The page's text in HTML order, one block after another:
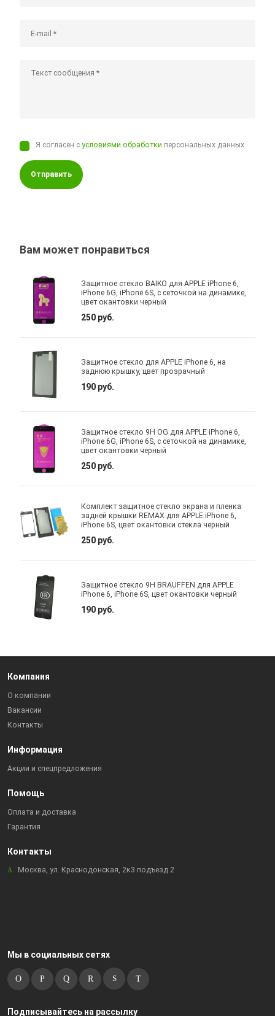
Я согласен сусловиями обработки персональных данных
Отправить
Вам может понравиться
Защитное стекло BAIKO для APPLE iPhone 6,
iPhone 6G, iPhone 6S, с сеточкой на динамике,
цвет окантовки черный
250 руб.
Защитное стекло для APPLE iPhone 6, на
заднюю крышку, цвет прозрачный
190 руб.
Защитное стекло 9H OG для APPLE iPhone 6,
iPhone 6G, iPhone 6S, с сеточкой на динамике,
цвет окантовки черный
250 руб.
Комплект защитное стекло экрана и пленка
задней крышки REMAX для APPLE iPhone 6,
iPhone 6S, цвет окантовки стекла черный
250 руб.
Защитное стекло 9H BRAUFFEN для APPLE
iPhone 6, iPhone 6S, цвет окантовки черный
190 руб.
Компания
О компании
Вакансии
Контакты
Информация
Акции и спецпредложения
Помощь
Оплата и доставка
Гарантия
Контакты
Москва, ул. Краснодонская, 2к3 подъезд 2
Мы в социальных сетях
Подписывайтесь на рассылку